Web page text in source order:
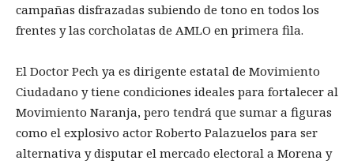
campañas disfrazadas subiendo de tono en todos los
frentes y las corcholatas de AMLO en primera fila.
El Doctor Pech ya es dirigente estatal de Movimiento
Ciudadano y tiene condiciones ideales para fortalecer al
Movimiento Naranja, pero tendrá que sumar a figuras
como el explosivo actor Roberto Palazuelos para ser
alternativa y disputar el mercado electoral a Morena y